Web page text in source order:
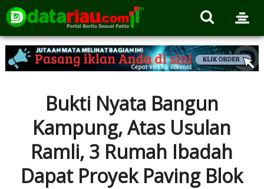
Bukti Nyata Bangun
Kampung, Atas Usulan
Ramli, 3 Rumah Ibadah
Dapat Proyek Paving Blok